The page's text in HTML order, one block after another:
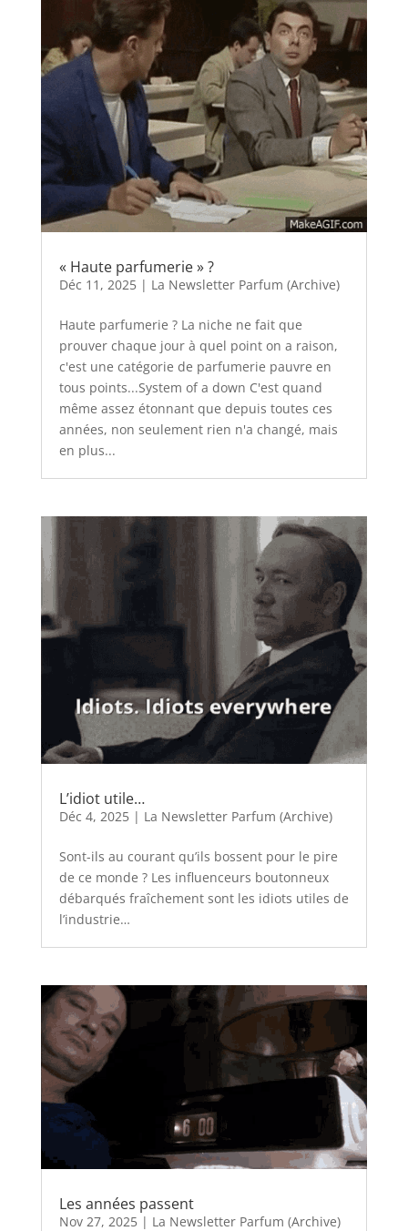
« Haute parfumerie » ?
Déc 11, 2025| La Newsletter Parfum (Archive)
Haute parfumerie ? La niche ne fait que
prouver chaque jour à quel point on a raison,
c'est une catégorie de parfumerie pauvre en
tous points...System of a down C'est quand
même assez étonnant que depuis toutes ces
années, non seulement rien n'a changé, mais
en plus...
L’idiot utile…
Déc 4, 2025| La Newsletter Parfum (Archive)
Sont-ils au courant qu’ils bossent pour le pire
de ce monde ? Les influenceurs boutonneux
débarqués fraîchement sont les idiots utiles de
l’industrie…
Les années passent
Nov 27, 2025| La Newsletter Parfum (Archive)